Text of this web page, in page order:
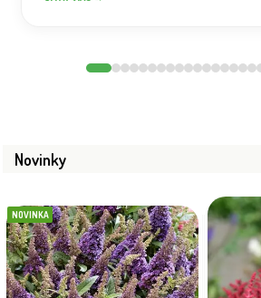
Novinky
NOVINKA